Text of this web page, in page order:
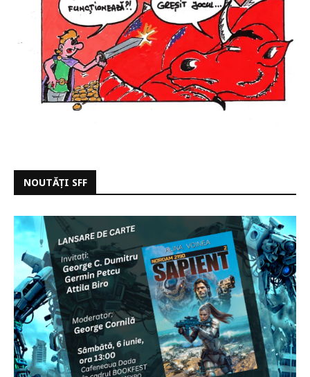
NOUTĂȚI SFF